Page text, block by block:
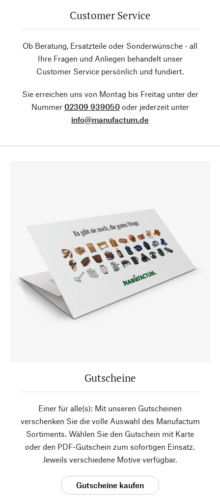
Customer Service
Ob Beratung, Ersatzteile oder Sonderwünsche - all
Ihre Fragen und Anliegen behandelt unser
Customer Service persönlich und fundiert.
Sie erreichen uns von Montag bis Freitag unter der
Nummer 02309 939050oder jederzeit unter
info@manufactum.de
Gutscheine
Einer für alle(s): Mit unseren Gutscheinen
verschenken Sie die volle Auswahl des Manufactum
Sortiments. Wählen Sie den Gutschein mit Karte
oder den PDF-Gutschein zum sofortigen Einsatz.
Jeweils verschiedene Motive verfügbar.
Gutscheine kaufen